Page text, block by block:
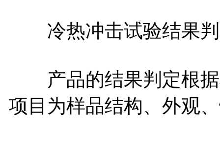
冷热冲击试验结果判
产品的结果判定根据
项目为样品结构、外观